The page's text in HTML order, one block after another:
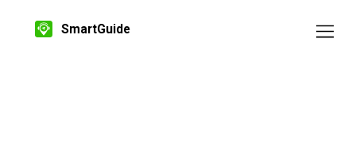
SmartGuide